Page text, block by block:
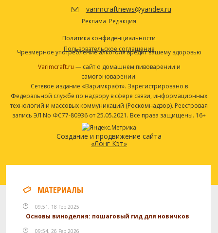
Fermcap-S
6
Хлорид кальция
2 г
Таблетки Campden
0.5
И ещё ингредиентов -
Посмотреть рецепт полностью
varimcraftnews@yandex.ru
Реклама Редакция
Политика конфиденциальности
Пользовательское соглашение
Чрезмерное употребление алкоголя вредит вашему здоровью
Varimcraft.ru — сайт о домашнем пивоварении и
самогоноварении.
Сетевое издание «Варимкрафт». Зарегистрировано в
Федеральной службе по надзору в сфере связи, информационных
технологий и массовых коммуникаций (Роскомнадзор). Реестровая
запись ЭЛ No ФС77-80936 от 25.05.2021. Все права защищены. 16+
Создание и продвижение сайта
«Лонг Кэт»
МАТЕРИАЛЫ
09:51, 18 Feb 2025
Основы виноделия: пошаговый гид для новичков
09:54, 26 Feb 2026